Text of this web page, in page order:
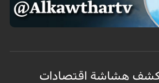
هشاشة اقتصادات